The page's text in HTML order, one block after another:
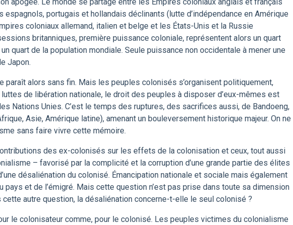
espagnols, portugais et hollandais déclinants (lutte d’indépendance en Amérique
coloniaux allemand, italien et belge et les États-Unis et la Russie
britanniques, première puissance coloniale, représentent alors un quart
quart de la population mondiale. Seule puissance non occidentale à mener une
Japon.
paraît alors sans fin. Mais les peuples colonisés s’organisent politiquement,
de libération nationale, le droit des peuples à disposer d’eux-mêmes est
Nations Unies. C’est le temps des ruptures, des sacrifices aussi, de Bandoeng,
Asie, Amérique latine), amenant un bouleversement historique majeur. On ne
sans faire vivre cette mémoire.
des ex-colonisés sur les effets de la colonisation et ceux, tout aussi
– favorisé par la complicité et la corruption d’une grande partie des élites
désaliénation du colonisé. Émancipation nationale et sociale mais également
pays et de l’émigré. Mais cette question n’est pas prise dans toute sa dimension
autre question, la désaliénation concerne-t-elle le seul colonisé ?
le colonisateur comme, pour le colonisé. Les peuples victimes du colonialisme